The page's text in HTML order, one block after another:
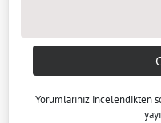
Yorumlarınız incelendikten